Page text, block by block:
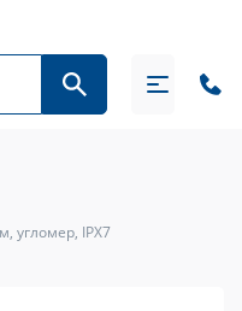
угломер, IPX7